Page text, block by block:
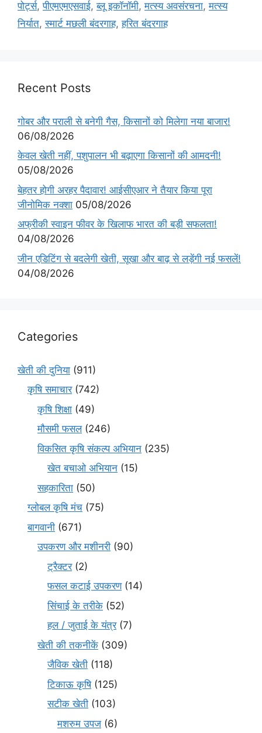
पोर्ट्स,पीएमएमएसवाई,ब्लू इकॉनॉमी,मत्स्य अवसंरचना,मत्स्य
निर्यात,स्मार्ट मछली बंदरगाह,हरित बंदरगाह
Recent Posts
गोबर और पराली से बनेगी गैस, किसानों को मिलेगा नया बाजार!
06/08/2026
केवल खेती नहीं, पशुपालन भी बढ़ाएगा किसानों की आमदनी!
05/08/2026
बेहतर होगी अरहर पैदावार! आईसीएआर ने तैयार किया पूरा
जीनोमिक नक्शा 05/08/2026
अफ्रीकी स्वाइन फीवर के खिलाफ भारत की बड़ी सफलता!
04/08/2026
जीन एडिटिंग से बदलेगी खेती, सूखा और बाढ़ से लड़ेंगी नई फसलें!
04/08/2026
Categories
खेती की दुनिया (911)
कृषि समाचार(742)
कृषि शिक्षा (49)
मौसमी फसल(246)
विकसित कृषि संकल्प अभियान (235)
खेत बचाओ अभियान (15)
सहकारिता (50)
ग्लोबल कृषि मंच (75)
बागवानी (671)
उपकरण और मशीनरी (90)
ट्रैक्टर(2)
फसल कटाई उपकरण(14)
सिंचाई के तरीके (52)
हल / जुताई के यंत्र(7)
खेती की तकनीकें (309)
जैविक खेती (118)
टिकाऊ कृषि(125)
सटीक खेती (103)
मशरुम उपज (6)